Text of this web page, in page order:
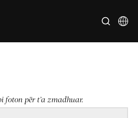
foton për t’a zmadhuar.